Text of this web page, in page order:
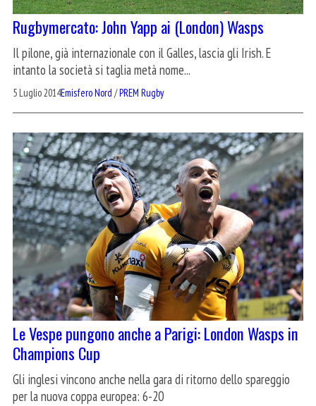
Rugbymercato: John Yapp ai (London) Wasps
Il pilone, già internazionale con il Galles, lascia gli Irish. E
intanto la società si taglia metà nome...
5 Luglio 2014Emisfero Nord /PREM Rugby
Le Vespe pungono anche a Parigi: London Wasps in
Champions Cup
Gli inglesi vincono anche nella gara di ritorno dello spareggio
per la nuova coppa europea: 6-20